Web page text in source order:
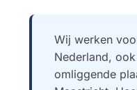
Wij werken
Nederland,
omliggende